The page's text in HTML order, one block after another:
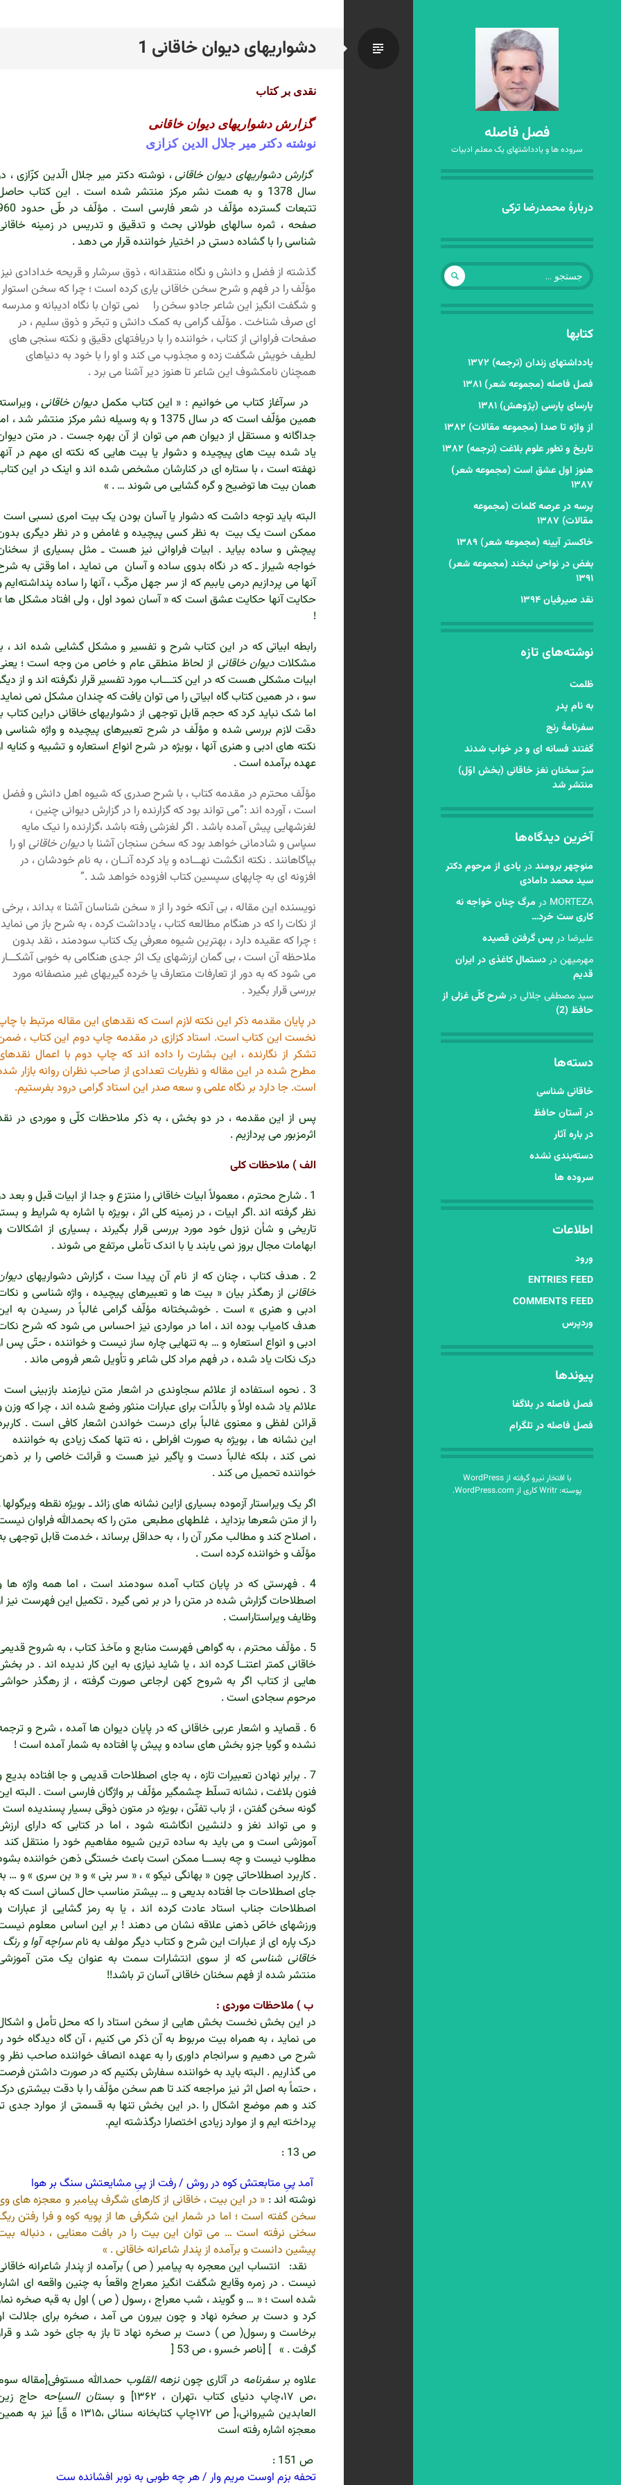
فصل فاصله
سروده ها و یادداشتهای یک معلم ادبیات
رفتن
نوشته‌ها
دربارهٔ محمدرضا ترکی
جستجو
برای:
کتابها
یادداشتهای زندان (ترجمه) ۱۳۷۲
فصل فاصله (مجموعه شعر) ۱۳۸۱
پارسای پارسی (پژوهش) ۱۳۸۱
از واژه تا صدا (مجموعه مقالات) ۱۳۸۲
تاریخ و تطور علوم بلاغت (ترجمه) ۱۳۸۲
هنوز اول عشق است (مجموعه شعر)
۱۳۸۷
پرسه در عرصه کلمات (مجموعه
مقالات) ۱۳۸۷
خاکستر آیینه (مجموعه شعر) ۱۳۸۹
بغض در نواحی لبخند (مجموعه شعر)
۱۳۹۱
نقد صیرفیان ۱۳۹۴
نوشته‌های تازه
ظلمت
به نام پدر
سفرنامۀ رنج
گفتند فسانه ای و در خواب شدند
سرّ سخنان نغز خاقانی (بخش اوّل)
منتشر شد
آخرین دیدگاه‌ها
منوچهر برومند در یادی از مرحوم دکتر
سید محمد دامادی
MORTEZA در مرگ چنان خواجه نه
کاری ست خرد…
عليرضا در پس گرفتن قصیده
مهرمیهن دردستمال کاغذی در ایران
قدیم
سید مصطفی جلالی درشرح کلّی غزلی از
حافظ (2)
دسته‌ها
خاقانی شناسی
در آستان حافظ
در باره آثار
دسته‌بندی نشده
سروده ها
اطلاعات
ورود
ENTRIES FEED
COMMENTS FEED
وردپرس
پیوندها
فصل فاصله در بلاگفا
فصل فاصله در تلگرام
با افتخار نیرو گرفته از WordPress
پوسته: Writr کاری از
WordPress.com
.
دشواریهای دیوان خاقانی 1استاندارد
نقدی بر کتاب
گزارش دشواریهای دیوان خاقانی
نوشته دکتر میر جلال الدین کزازی
گزارش دشواریهای دیوان خاقانی، نوشته دکتر میر جلال الّدین کزّازی ،
سال 1378 و به همت نشر مرکز منتشر شده است . این کتاب
تتبعات گسترده مؤلّف در شعر فارسی است .
صفحه ، ثمره سالهای طولانی بحث و تدقیق و تدریس در زمینه
شناسی را با گشاده دستی در اختیار خواننده قرار می دهد .
گذشته از فضل و دانش و نگاه منتقدانه ، ذوق سرشار و قریحه خدادادی نیز
مؤلّف را در فهم و شرح سخن خاقانی یاری کرده است ؛ چرا که سخن استوار
و شگفت انگیز این شاعر جادو سخن را نمی توان با نگاه ادیبانه و مدرسه
ای صرف شناخت . مؤلّف گرامی به کمک دانش و تبحّر و ذوق سلیم ، در
صفحات فراوانی از کتاب ، خواننده را با دریافتهای دقیق و نکته سنجی های
لطیف خویش شگفت زده و مجذوب می کند و او را با خود به دنیاهای
همچنان نامکشوف این شاعر تا هنوز دیر آشنا می برد .
در سرآغاز کتاب می خوانیم : « این کتاب مکمل دیوان خاقانی،
همین مؤلّف است که در سال 1375 و به وسیله نشر مرکز منتشر شد ،
جداگانه و مستقل از دیوان هم می توان از آن بهره جست . در متن
یاد شده بیت های پیچیده و دشوار یا بیت هایی که نکته ای مهم در
نهفته است ، با ستاره ای در کنارشان مشخص شده اند و اینک در این
همان بیت ها توضیح و گره گشایی می شوند … . »
البته باید توجه داشت که دشوار یا آسان بودن یک بیت امری نسبی است
ممکن است یک بیت به نظر کسی پیچیده و غامض و در نظر دیگری
پیچش و ساده بیاید . ابیات فراوانی نیز هست ـ مثل بسیاری از
خواجه شیراز ـ که در نگاه بدوی ساده و آسان می نماید ، اما وقتی به
آنها می پردازیم درمی یابیم که از سر جهل مرکّب ، آنها را ساده پنداشته‌ایم
حکایت آنها حکایت عشق است که « آسان نمود اول ، ولی افتاد مشکل ها
!
رابطه ابیاتی که در این کتاب شرح و تفسیر و مشکل گشایی شده اند ،
مشکلاتدیوان خاقانی از لحاظ منطقی عام و خاص من وجه است ؛
ابیات مشکلی هست که در این کتــــاب مورد تفسیر قرار نگرفته اند و از
سو ،‌ در همین کتاب گاه ابیاتی را می توان یافت که چندان مشکل نمی
اما شک نباید کرد که حجم قابل توجهی از دشواریهای خاقانی دراین کتاب
دقت لازم بررسی شده و مؤلّف در شرح تعبیرهای پیچیده و واژه شناسی
نکته های ادبی و هنری آنها ، بویژه در شرح انواع استعاره و تشبیه و کنایه
عهده برآمده است .
مؤلّف محترم در مقدمه کتاب ، با شرح صدری که شیوه اهل دانش و فضل
است ، آورده اند :”می تواند بود که گزارنده را در گزارش دیوانی چنین ،
لغزشهایی پیش آمده باشد . اگر لغزشی رفته باشد ،‌گزارنده را نیک مایه
سپاس و شادمانی خواهد بود که سخن سنجان آشنا با دیوان خاقانی او را
بیاگاهانند . نکته انگشت نهـــاده و یاد کرده آنــان ، ‌به نام خودشان ،‌ در
افزونه ای به چاپهای سپسین کتاب افزوده خواهد شد .”
نویسنده این مقاله ، بی آنکه خود را از « سخن شناسان آشنا » بداند ، برخی
از نکات را که در هنگام مطالعه کتاب ، یادداشت کرده ، به شرح باز می نماید
؛ چرا که عقیده دارد ، بهترین شیوه معرفی یک کتاب سودمند ، نقد بدون
ملاحظه آن است ،‌ بی گمان ارزشهای یک اثر جدی هنگامی به خوبی آشکـــار
می شود که به دور از تعارفات متعارف یا خرده گیریهای غیر منصفانه مورد
بررسی قرار بگیرد .
در پایان مقدمه ذکر این نکته لازم است که نقدهای این مقاله مرتبط با
نخست این کتاب است. استاد کزازی در مقدمه چاپ دوم این کتاب ،
تشکر از نگارنده ، این بشارت را داده اند که چاپ دوم با اعمال
مطرح شده در این مقاله و نظریات تعدادی از صاحب نظران روانه بازار
است. جا دارد بر نگاه علمی و سعه صدر این استاد گرامی درود بفرستیم.
پس از این مقدمه ، در دو بخش ، به ذکر ملاحظات کلّی و موردی در
اثرمزبور می پردازیم .
الف ) ملاحظات کلی
1 . شارح محترم ، معمولاً ابیات خاقانی را منتزع و جدا از ابیات قبل و بعد
نظر گرفته اند .اگر ابیات ، در زمینه کلی اثر ، بویژه با اشاره به شرایط و
تاریخی و شأن نزول خود مورد بررسی قرار بگیرند ، بسیاری از اشکالات
ابهامات مجال بروز نمی یابند یا با اندک تأملی مرتفع می شوند .
2 . هدف کتاب ، چنان که از نام آن پیدا ست ، ‌گزارش دشواریهای
خاقانی از رهگذر بیان « بیت ها و تعبیرهای پیچیده ، واژه شناسی و
ادبی و هنری » است . خوشبختانه مؤلّف گرامی غالباً در رسیدن به
هدف کامیاب بوده اند ، اما در مواردی نیز احساس می شود که شرح
ادبی و انواع استعاره و … به تنهایی چاره ساز نیست و خواننده ، حتّی پس
درک نکات یاد شده ، در فهم مراد کلی شاعر و تأویل شعر فرومی ماند .
3 . نحوه استفاده از علائم سجاوندی در اشعار متن نیازمند بازبینی
علائم یاد شده اولاً و بالذّات برای عبارات منثور وضع شده اند ، چرا که وزن
قرائن لفظی و معنوی غالباً برای درست خواندن اشعار کافی است .
این نشانه ها ، بویژه به صورت افراطی ، نه تنها کمک زیادی به
نمی کند ، بلکه غالباً دست و پاگیر نیز هست و قرائت خاصی را بر
خواننده تحمیل می کند .
اگر یک ویراستار آزموده بسیاری ازاین نشانه های زائد ـ بویژه نقطه ویرگولها
را از متن شعرها بزداید ، غلطهای مطبعی متن را که بحمدالله فراوان
، اصلاح کند و مطالب مکرر آن را ، به حداقل برساند ، خدمت قابل توجهی
مؤلّف و خواننده کرده است .
4 . فهرستی که در پایان کتاب آمده سودمند است ، اما همه واژه ها
اصطلاحات گزارش شده در متن را در بر نمی گیرد . تکمیل این فهرست نیز
وظایف ویراستاراست .
5 . مؤلّف محترم ، به گواهی فهرست منابع و مآخذ کتاب ، به شروح
خاقانی کمتر اعتنــا کرده اند ، یا ‌شاید نیازی به این کار ندیده اند . در
هایی از کتاب اگر به شروح کهن ارجاعی صورت گرفته ، از رهگذر
مرحوم سجادی است .
6 . قصاید و اشعار عربی خاقانی که در پایان دیوان ها آمده ، شرح و
نشده و گویا جزو بخش های ساده و پیش پا افتاده به شمار آمده است !
7 . برابر نهادن تعبیرات تازه ، به جای اصطلاحات قدیمی و جا افتاده بدیع
فنون بلاغت ، نشانه تسلّط چشمگیر مؤلّف بر واژگان فارسی است . البته
گونه سخن گفتن ، از باب تفنّن ،‌ بویژه در متون ذوقی بسیار پسندیده است
و می تواند نغز و دلنشین انگاشته شود ، اما در کتابی که دارای
آموزشی است و می باید به ساده ترین شیوه مفاهیم خود را منتقل کند
مطلوب نیست و چه بســـا ممکن است باعث خستگی ذهن خواننده
. کاربرد اصطلاحاتی چون « بهانگی نیکو » ، « سر بنی » و « بن سری » و …
جای اصطلاحات جا افتاده بدیعی و … بیشتر مناسب حال کسانی است که
اصطلاحات جناب استاد عادت کرده اند ، یا به رمز گشایی از عبارات
ورزشهای خاصّ ذهنی علاقه نشان می دهند ! بر این اساس معلوم
درک پاره ای از عبارات این شرح و کتاب دیگر مولف به نامسراچه آوا ورنگ
خاقانی شناسیکه از سوی انتشارات سمت به عنوان یک متن
منتشر شده از فهم سخنان خاقانی آسان تر باشد!!
ب ) ملاحظات موردی :
در این بخش نخست بخش هایی از سخن استاد را که محل تأمل و
می نماید ، به همراه بیت مربوط به آن ذکر می کنیم ، آن گاه دیدگاه خود
شرح می دهیم و سرانجام داوری را به عهده انصاف خواننده صاحب نظر
می گذاریم . البته باید به خواننده سفارش بکنیم که در صورت داشتن
، حتماً به اصل اثر نیز مراجعه کند تا هم سخن مؤلّف را با دقت بیشتری
کند و هم موضع اشکال را .در این بخش تنها به قسمتی از موارد جدی
پرداخته ایم و از موارد زیادی اختصارا درگذشته ایم.
ص 13 :
آمد پیِ متابعتش کوه در روش / رفت از پیِ مشایعتش سنگ بر هوا
نوشته اند : « در این بیت ، خاقانی از کارهای شگرف پیامبر و معجزه های
سخن گفته است ؛ اما در شمار این شگرفی ها از پویه کوه و فرا رفتن
سخنی نرفته است … می توان این بیت را در بافت معنایی ، دنباله
پیشین دانست و برآمده از پندار شاعرانه خاقانی . »
نقد: انتساب این معجره به پیامبر ( ص ) برآمده از پندار شاعرانه
نیست . در زمره وقایع شگفت انگیز معراج واقعاً به چنین واقعه ای
شده است ؛ « … و گویند ، شب معراج ، رسول ( ص ) اول به قبه صخره
کرد و دست بر صخره نهاد و چون بیرون می آمد ، صخره برای جلالت
برخاست و رسول( ص ) دست بر صخره نهاد تا باز به جای خود شد و
گرفت . » ] [ناصر خسرو ، ص 53 [
علاوه برسفرنامه در آثاری چوننزهه القلوب حمدالله مستوفی[مقاله
،ص ۱۷،چاپ دنیای کتاب ،تهران ، ۱۳۶۲] و
بستان السیاحه حاج
العابدین شیروانی،[ ص ۱۷۲چاپ کتابخانه سنائی ،۱۳۱۵ ه قّ] نیز به
معجزه اشاره رفته است
ص 151 :
تحفه بزم اوست مریم وار / هر چه طوبی به نوبر افشانده ست